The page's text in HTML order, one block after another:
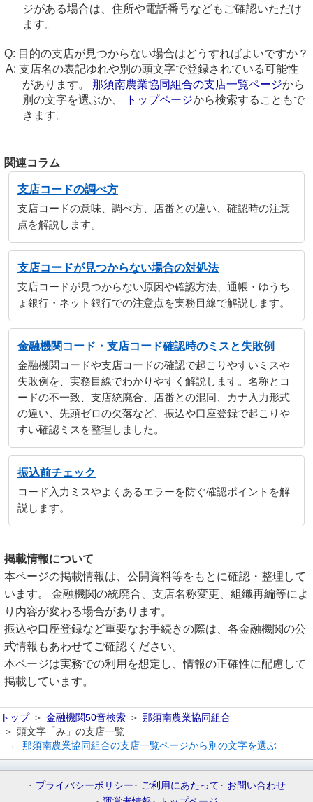
ジがある場合は、住所や電話番号などもご確認いただけ
ます。
目的の支店が見つからない場合はどうすればよいですか？
支店名の表記ゆれや別の頭文字で登録されている可能性
があります。 那須南農業協同組合の支店一覧ページから
別の文字を選ぶか、
トップページから検索することもで
きます。
関連コラム
支店コードの調べ方
支店コードの意味、調べ方、店番との違い、確認時の注意
点を解説します。
支店コードが見つからない場合の対処法
支店コードが見つからない原因や確認方法、通帳・ゆうち
ょ銀行・ネット銀行での注意点を実務目線で解説します。
金融機関コード・支店コード確認時のミスと失敗例
金融機関コードや支店コードの確認で起こりやすいミスや
失敗例を、実務目線でわかりやすく解説します。名称とコ
ードの不一致、支店統廃合、店番との混同、カナ入力形式
の違い、先頭ゼロの欠落など、振込や口座登録で起こりや
すい確認ミスを整理しました。
振込前チェック
コード入力ミスやよくあるエラーを防ぐ確認ポイントを解
説します。
掲載情報について
本ページの掲載情報は、公開資料等をもとに確認・整理して
います。 金融機関の統廃合、支店名称変更、組織再編等によ
り内容が変わる場合があります。
振込や口座登録など重要なお手続きの際は、各金融機関の公
式情報もあわせてご確認ください。
本ページは実務での利用を想定し、情報の正確性に配慮して
掲載しています。
トップ 金融機関50音検索
那須南農業協同組合
頭文字「み」の支店一覧
← 那須南農業協同組合の支店一覧ページから別の文字を選ぶ
プライバシーポリシー ご利用にあたって
お問い合わせ